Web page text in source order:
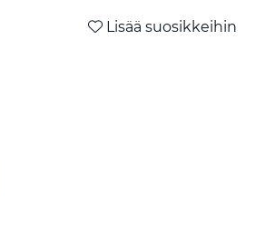
Lisää suosikkeihin